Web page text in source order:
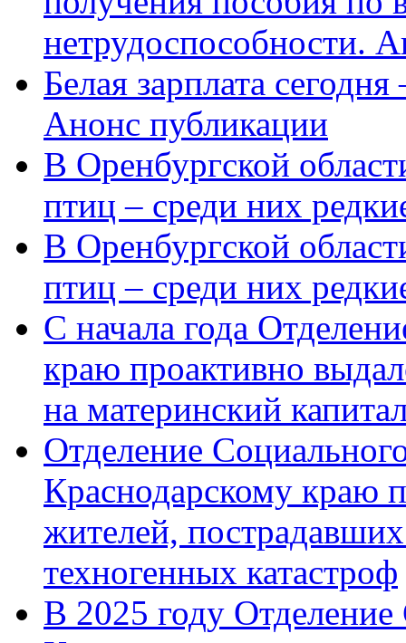
нетрудоспособности.
Белая зарплата
Анонс публикации
В Оренбургской
птиц – среди них
В Оренбургской
птиц – среди них
С начала года
краю проактивно
на материнский
Отделение
Краснодарскому краю
жителей,
техногенных катастроф
В 2025 году